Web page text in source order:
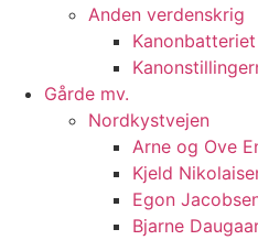
Anden verdenskrig
Gårde mv.
Nordkystvejen
Arne og Ove
Kjeld
Egon
Bjarne